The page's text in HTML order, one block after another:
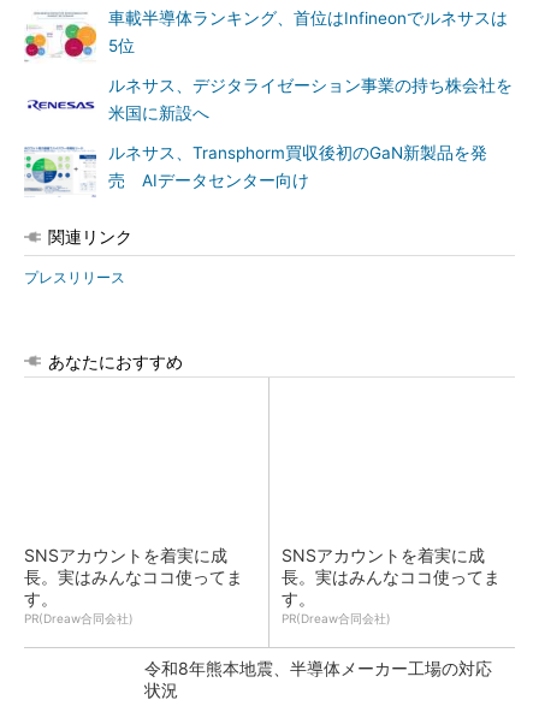
車載半導体ランキング、首位はInfineonでルネサスは
5位
ルネサス、デジタライゼーション事業の持ち株会社を
米国に新設へ
ルネサス、Transphorm買収後初のGaN新製品を発
売 AIデータセンター向け
関連リンク
プレスリリース
あなたにおすすめ
SNSアカウントを着実に成
長。実はみんなココ使ってま
す。
PR(Dreaw合同会社)
SNSアカウントを着実に成
長。実はみんなココ使ってま
す。
PR(Dreaw合同会社)
令和8年熊本地震、半導体メーカー工場の対応
状況